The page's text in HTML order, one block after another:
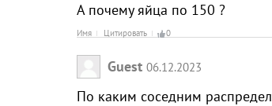
А почему яйца по 150 ?
Имя Цитировать 0
Guest 06.12.2023
По каким соседним